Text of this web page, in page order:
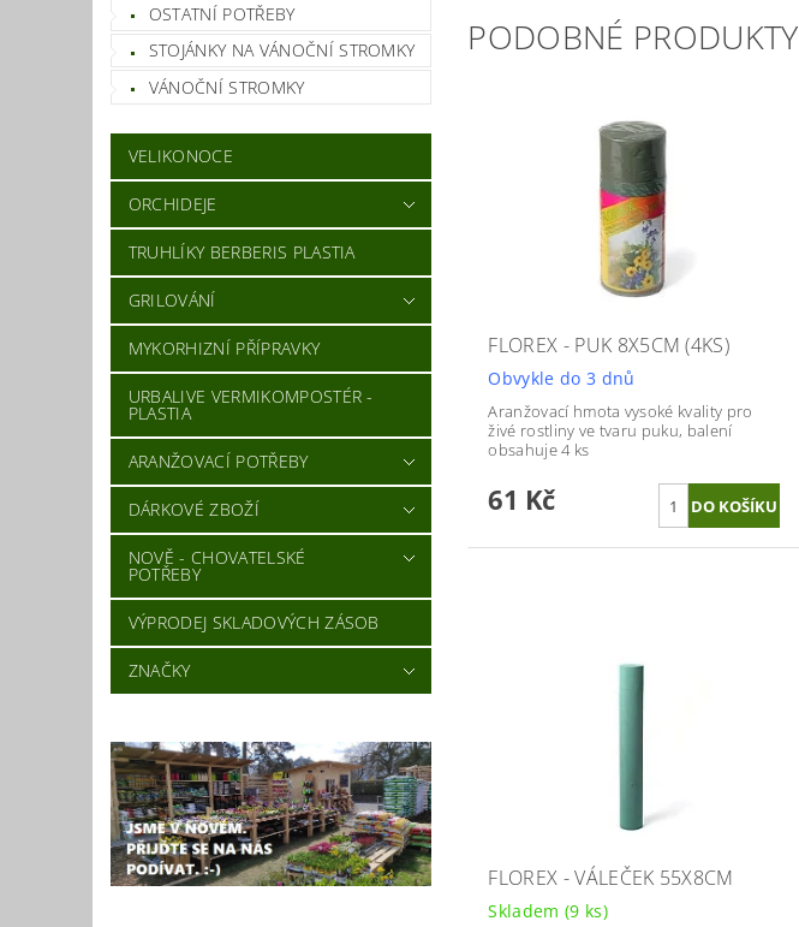
OSTATNÍ POTŘEBY
STOJÁNKY NA VÁNOČNÍ STROMKY
VÁNOČNÍ STROMKY
VELIKONOCE
ORCHIDEJE
TRUHLÍKY BERBERIS PLASTIA
GRILOVÁNÍ
MYKORHIZNÍ PŘÍPRAVKY
URBALIVE VERMIKOMPOSTÉR -
PLASTIA
ARANŽOVACÍ POTŘEBY
DÁRKOVÉ ZBOŽÍ
NOVĚ - CHOVATELSKÉ
POTŘEBY
VÝPRODEJ SKLADOVÝCH ZÁSOB
ZNAČKY
PODOBNÉ PRODUKTY
FLOREX - PUK 8X5CM (4KS)
Obvykle do 3 dnů
Aranžovací hmota vysoké kvality pro
živé rostliny ve tvaru puku, balení
obsahuje 4 ks
61 Kč
FLOREX - VÁLEČEK 55X8CM
Skladem (9 ks)